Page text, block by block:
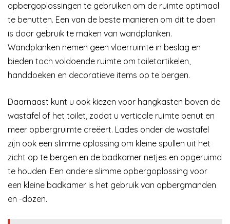
opbergoplossingen te gebruiken om de ruimte optimaal
te benutten. Een van de beste manieren om dit te doen
is door gebruik te maken van wandplanken.
Wandplanken nemen geen vloerruimte in beslag en
bieden toch voldoende ruimte om toiletartikelen,
handdoeken en decoratieve items op te bergen.
Daarnaast kunt u ook kiezen voor hangkasten boven de
wastafel of het toilet, zodat u verticale ruimte benut en
meer opbergruimte creëert. Lades onder de wastafel
zijn ook een slimme oplossing om kleine spullen uit het
zicht op te bergen en de badkamer netjes en opgeruimd
te houden. Een andere slimme opbergoplossing voor
een kleine badkamer is het gebruik van opbergmanden
en -dozen.